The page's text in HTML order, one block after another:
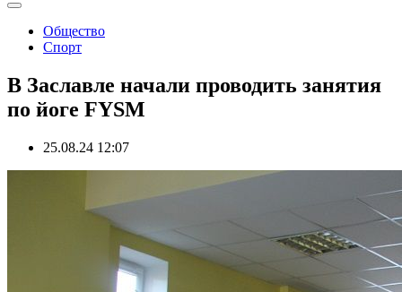
Общество
Спорт
В Заславле начали проводить занятия
по йоге FYSM
25.08.24 12:07